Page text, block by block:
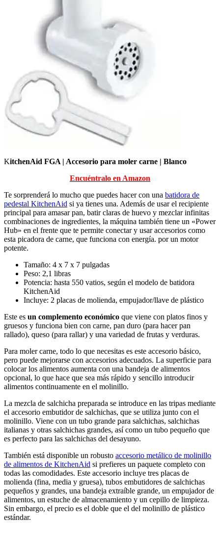
KitchenAid FGA | Accesorio para moler carne | Blanco
Encuéntralo en Amazon
Te sorprenderá lo mucho que puedes hacer con una batidora de
pedestal KitchenAid si ya tienes una. Además de usar el recipiente
principal para amasar pan, batir claras de huevo y mezclar infinitas
combinaciones de ingredientes, la máquina también tiene un «Power
Hub» en el frente que te permite conectar y usar accesorios como
esta picadora de carne, que funciona con energía. por un motor
potente.
Tamaño: 4 x 7 x 7 pulgadas
Peso: 2,1 libras
Potencia: hasta 550 vatios, según el modelo de batidora
KitchenAid
Incluye: 2 placas de molienda, empujador/llave de plástico
Este es un complemento económico que viene con platos finos y
gruesos y funciona bien con carne, pan duro (para hacer pan
rallado), queso (para rallar) y una variedad de frutas y verduras.
Para moler carne, todo lo que necesitas es este accesorio básico,
pero puede mejorarse con accesorios adecuados. La superficie para
colocar los alimentos aumenta con una bandeja de alimentos
opcional, lo que hace que sea más rápido y sencillo introducir
alimentos continuamente en el molinillo.
La mezcla de salchicha preparada se introduce en las tripas mediante
el accesorio embutidor de salchichas, que se utiliza junto con el
molinillo. Viene con un tubo grande para salchichas, salchichas
italianas y otras salchichas grandes, así como un tubo pequeño que
es perfecto para las salchichas del desayuno.
También está disponible un robusto accesorio metálico de molinillo
de alimentos de KitchenAid si prefieres un paquete completo con
todas las comodidades. Este accesorio incluye tres placas de
molienda (fina, media y gruesa), tubos embutidores de salchichas
pequeños y grandes, una bandeja extraíble grande, un empujador de
alimentos, un estuche de almacenamiento y un cepillo de limpieza.
Sin embargo, el precio es el doble que el del molinillo de plástico
estándar.